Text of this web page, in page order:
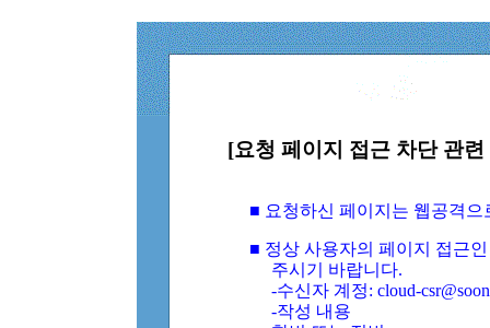
[요청 페이지 접근 차단 관
■ 요청하신 페이지는 웹공격
■ 정상 사용자의 페이지 접근
주시기 바랍니다.
-수신자 계정: cloud-
-작성 내용